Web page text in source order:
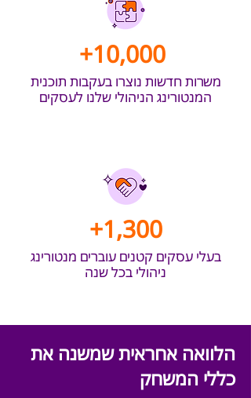
+10,000
משרות חדשות נוצרו בעקבות תוכנית
המנטורינג הניהולי שלנו לעסקים
+1,300
בעלי עסקים קטנים עוברים מנטורינג
ניהולי בכל שנה
הלוואה אחראית שמשנה את
כללי המשחק